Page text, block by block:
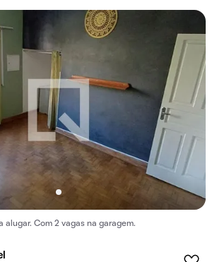
alugar. Com 2 vagas na garagem.